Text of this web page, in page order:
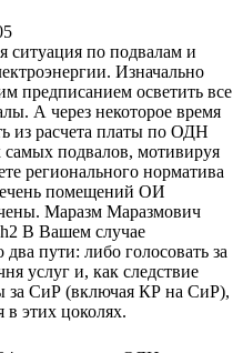
ситуация по подвалам и
Изначально
предписанием осветить все
А через некоторое время
из расчета платы по ОДН
подвалов, мотивируя
регионального норматива
помещений ОИ
Маразм Маразмович
В Вашем случае
два пути: либо голосовать за
услуг и, как следствие
за СиР (включая КР на СиР),
в этих цоколях.